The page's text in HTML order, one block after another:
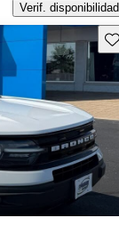
Verif. disponibilidad